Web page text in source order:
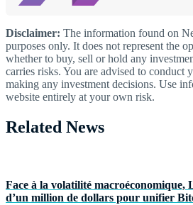
Disclaimer: The information found on
purposes only. It does not represent the
whether to buy, sell or hold any
carries risks. You are advised to conduct
making any investment decisions. Use
website entirely at your own risk.
Related News
Face à la volatilité macroéconomique,
d’un million de dollars pour unifier